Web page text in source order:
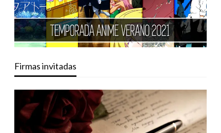
Firmas invitadas